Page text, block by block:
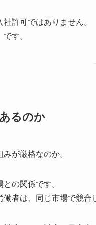
許可ではありません。
す。
るのか
が厳格なのか。
の関係です。
働者は、同じ市場で競合